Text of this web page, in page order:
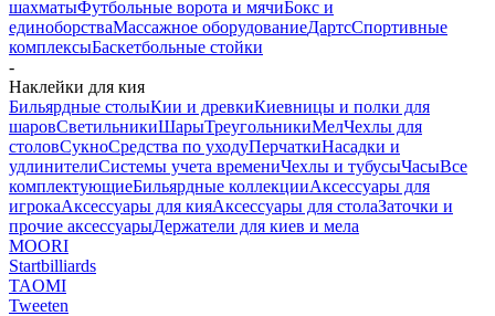
шахматыФутбольные ворота и мячиБокс и
единоборстваМассажное оборудованиеДартсСпортивные
комплексыБаскетбольные стойки
-
Наклейки для кия
Бильярдные столыКии и древкиКиевницы и полки для
шаровСветильникиШарыТреугольникиМелЧехлы для
столовСукноСредства по уходуПерчаткиНасадки и
удлинителиСистемы учета времениЧехлы и тубусыЧасыВсе
комплектующиеБильярдные коллекцииАксессуары для
игрокаАксессуары для кияАксессуары для столаЗаточки и
прочие аксессуарыДержатели для киев и мела
MOORI
Startbilliards
TAOMI
Tweeten